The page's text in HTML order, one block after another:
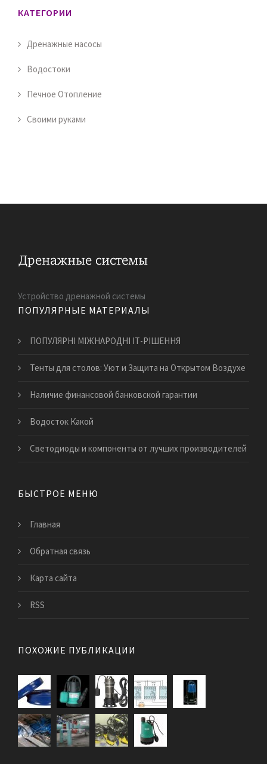
КАТЕГОРИИ
Дренажные насосы
Водостоки
Печное Отопление
Своими руками
Устройство дренажной системы
ПОПУЛЯРНЫЕ МАТЕРИАЛЫ
ПОПУЛЯРНІ МІЖНАРОДНІ ІТ-РІШЕННЯ
Тенты для столов: Уют и Защита на Открытом Воздухе
Наличие финансовой банковской гарантии
Водосток Какой
Светодиоды и компоненты от лучших производителей
БЫСТРОЕ МЕНЮ
Главная
Обратная связь
Карта сайта
RSS
ПОХОЖИЕ ПУБЛИКАЦИИ